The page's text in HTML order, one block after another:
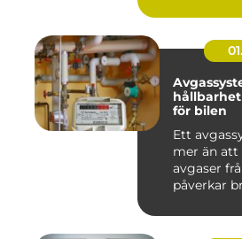
Avgassystem
för bilen
Ett
mer än att
avgaser
påverkar